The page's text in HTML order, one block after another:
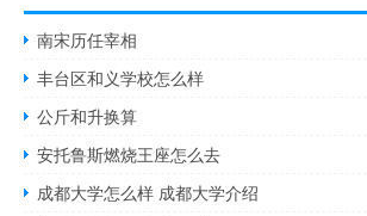
南宋历任宰相
丰台区和义学校怎么样
公斤和升换算
安托鲁斯燃烧王座怎么去
成都大学怎么样 成都大学介绍